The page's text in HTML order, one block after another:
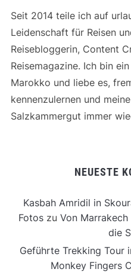
Seit 2014 teile ich auf
Leidenschaft für Reisen
Reisebloggerin, Content
Reisemagazine. Ich bin
Marokko und liebe es,
kennenzulernen und
Salzkammergut immer
NEUESTE
Kasbah Amridil in
Fotoszu Von
die
Geführte Trekking Tour
Monkey Fingers